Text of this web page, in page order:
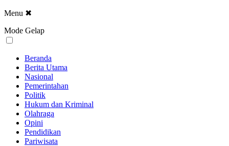
Menu ✖
Mode Gelap
Beranda
Berita Utama
Nasional
Pemerintahan
Politik
Hukum dan Kriminal
Olahraga
Opini
Pendidikan
Pariwisata